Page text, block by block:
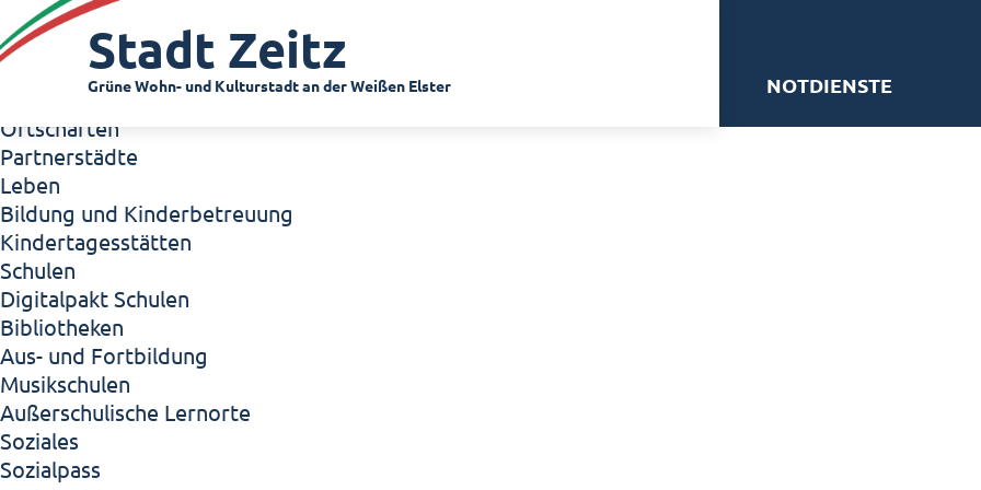
Zeitz - Die Kleinstadt
Willkommen in Zeitz!
Interview mit Oberbürgermeister Christian Thieme
Zeitz - Stadt der Zukunft
Ortschaften
Partnerstädte
Leben
Bildung und Kinderbetreuung
Kindertagesstätten
Schulen
Digitalpakt Schulen
Bibliotheken
Aus- und Fortbildung
Musikschulen
Außerschulische Lernorte
Soziales
Sozialpass
Stadt Zeitz
Grüne Wohn- und Kulturstadt an der Weißen Elster NOTDIENSTE